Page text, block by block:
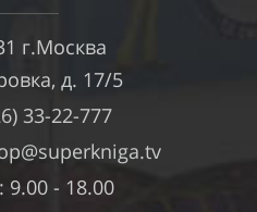
г.Москва
д. 17/5
33-22-777
9.00 - 18.00